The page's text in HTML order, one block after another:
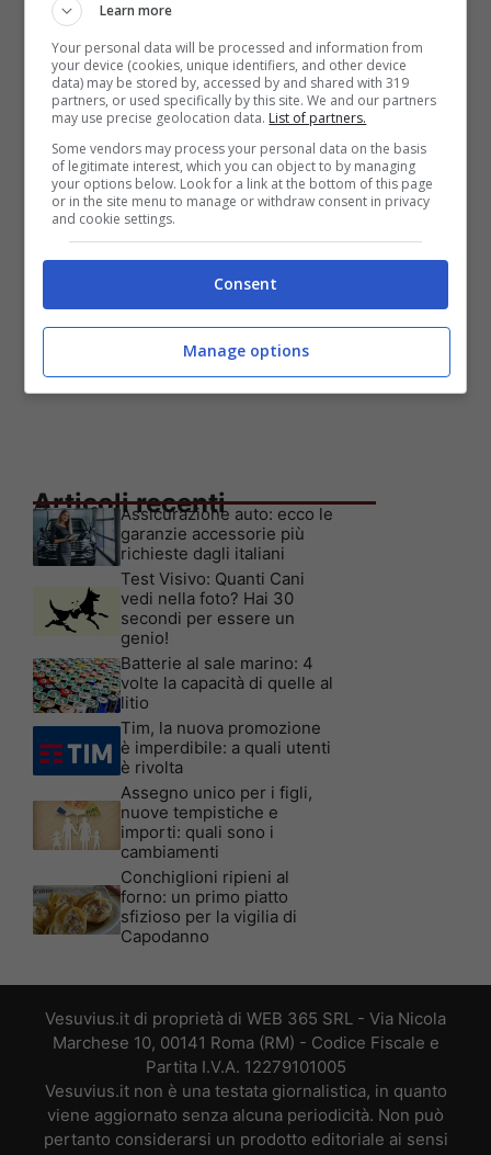
Articoli recenti
Assicurazione auto: ecco le
garanzie accessorie più
richieste dagli italiani
Test Visivo: Quanti Cani
vedi nella foto? Hai 30
secondi per essere un
genio!
Batterie al sale marino: 4
volte la capacità di quelle al
litio
Tim, la nuova promozione
è imperdibile: a quali utenti
è rivolta
Assegno unico per i figli,
nuove tempistiche e
importi: quali sono i
cambiamenti
Conchiglioni ripieni al
forno: un primo piatto
sfizioso per la vigilia di
Capodanno
Vesuvius.it di proprietà di WEB 365 SRL - Via Nicola
Marchese 10, 00141 Roma (RM) - Codice Fiscale e
Partita I.V.A. 12279101005
Vesuvius.it non è una testata giornalistica, in quanto
viene aggiornato senza alcuna periodicità. Non può
pertanto considerarsi un prodotto editoriale ai sensi
Learn more
Your personal data will be processed and information from
your device (cookies, unique identifiers, and other device
data) may be stored by, accessed by and shared with 319
partners, or used specifically by this site. We and our partners
may use precise geolocation data. List of partners.
Some vendors may process your personal data on the basis
of legitimate interest, which you can object to by managing
your options below. Look for a link at the bottom of this page
or in the site menu to manage or withdraw consent in privacy
and cookie settings.
Consent
Manage options